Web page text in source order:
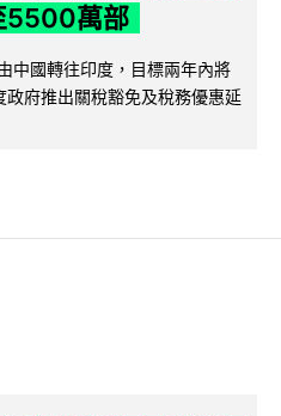
5500萬部
中國轉往印度，目標兩年內將
府推出關稅豁免及稅務優惠延